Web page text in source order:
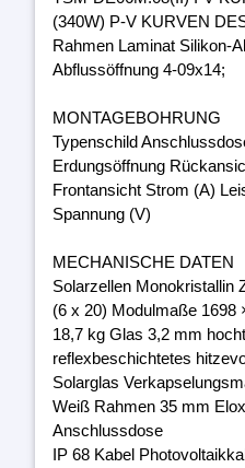
(340W) P-V KURVEN
Rahmen Laminat Silikon-
Abflussöffnung 4-09x14;
MONTAGEBOHRUNG
Typenschild
Erdungsöffnung
Frontansicht Strom (A)
Spannung (V)
MECHANISCHE DATEN
Solarzellen Monokristallin
(6 x 20) Modulmaße
18,7 kg Glas 3,2 mm
reflexbeschichtetes
Solarglas
Weiß Rahmen 35 mm
Anschlussdose
IP 68 Kabel